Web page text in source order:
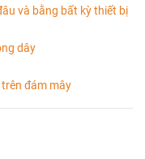
và bằng bất kỳ thiết bị
dây
đám mây